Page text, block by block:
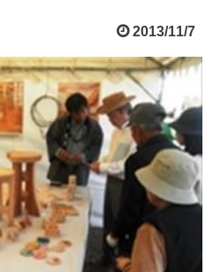
2013/11/7